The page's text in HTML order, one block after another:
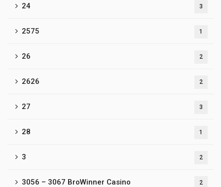
24 3
2575 1
26 2
2626 2
27 3
28 1
3 2
3056 – 3067 BroWinner Casino 2